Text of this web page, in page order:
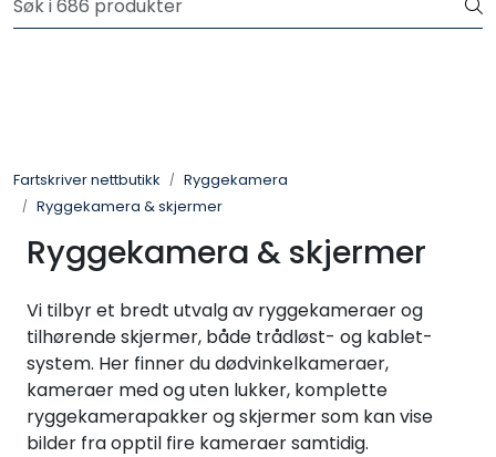
Skip to main content
Fartskriver nettbutikk
Ryggekamera
Ryggekamera & skjermer
Ryggekamera & skjermer
Vi tilbyr et bredt utvalg av ryggekameraer og
tilhørende skjermer, både trådløst- og kablet-
system. Her finner du dødvinkelkameraer,
kameraer med og uten lukker, komplette
ryggekamerapakker og skjermer som kan vise
bilder fra opptil fire kameraer samtidig.
Petroteknisk
Ryggekamera